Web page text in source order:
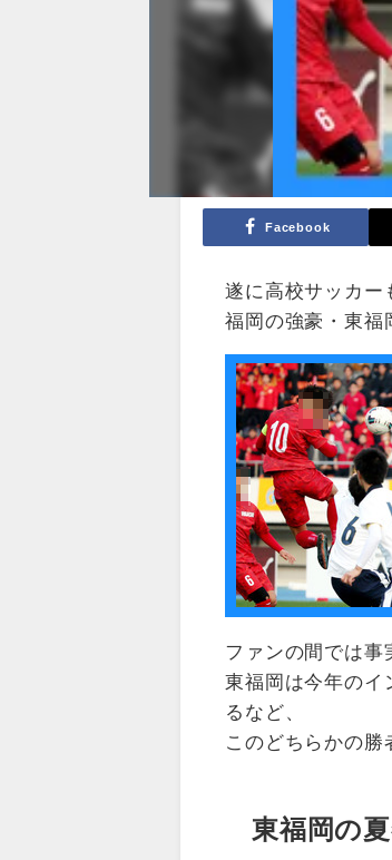
Facebook
遂に高校サッカー
福岡の強豪・東福
ファンの間では事
東福岡は今年のイ
るなど、
このどちらかの勝
東福岡の